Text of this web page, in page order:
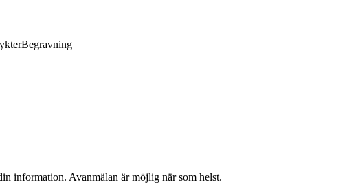
Begravning
information. Avanmälan är möjlig när som helst.